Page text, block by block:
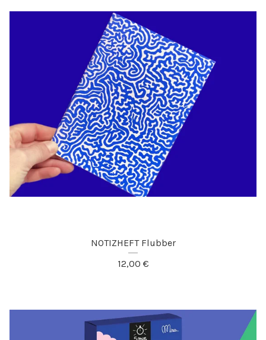
NOTIZHEFT Flubber
12,00 €